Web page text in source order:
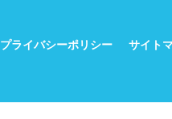
プライバシーポリシー サイト